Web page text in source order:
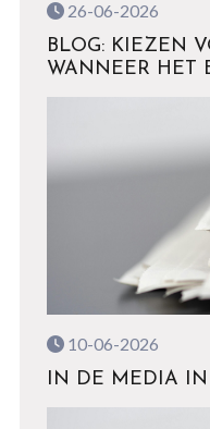
26-06-2026
BLOG: KIEZEN
WANNEER HET
10-06-2026
IN DE MEDIA IN